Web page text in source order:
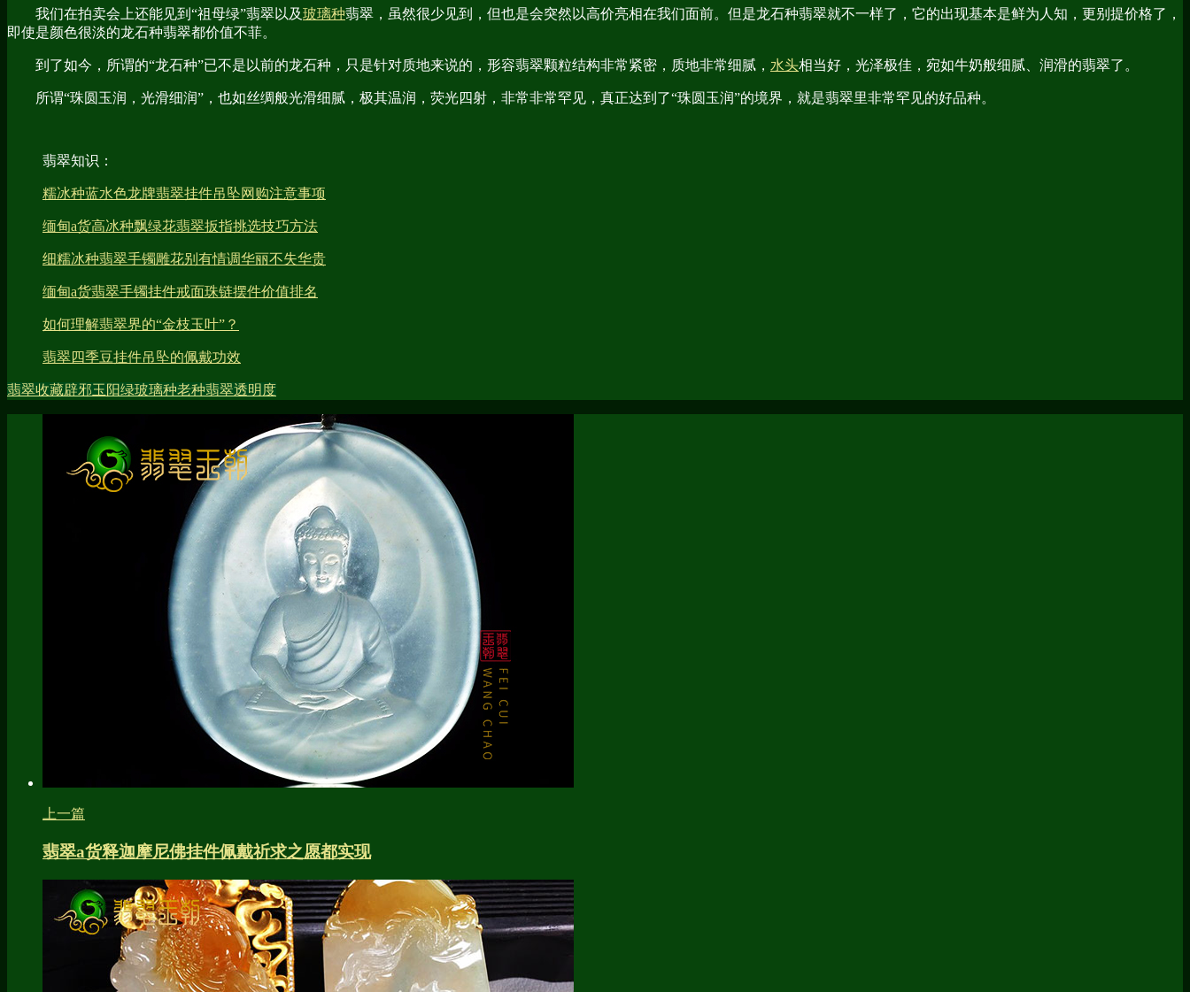
我们在拍卖会上还能见到“祖母绿”翡翠以及玻璃种翡翠，虽然很少见到，但也是会突然以高价亮相在我们面前。但是龙石种翡翠就不一样了，它的出现基本是鲜为人知，更别提价格了，
即使是颜色很淡的龙石种翡翠都价值不菲。
到了如今，所谓的“龙石种”已不是以前的龙石种，只是针对质地来说的，形容翡翠颗粒结构非常紧密，质地非常细腻， 水头相当好，光泽极佳，宛如牛奶般细腻、润滑的翡翠了。
所谓“珠圆玉润，光滑细润”，也如丝绸般光滑细腻，极其温润，荧光四射，非常非常罕见，真正达到了“珠圆玉润”的境界，就是翡翠里非常罕见的好品种。
翡翠知识：
糯冰种蓝水色龙牌翡翠挂件吊坠网购注意事项
缅甸a货高冰种飘绿花翡翠扳指挑选技巧方法
细糯冰种翡翠手镯雕花别有情调华丽不失华贵
缅甸a货翡翠手镯挂件戒面珠链摆件价值排名
如何理解翡翠界的“金枝玉叶”？
翡翠四季豆挂件吊坠的佩戴功效
翡翠收藏辟邪玉 阳绿玻璃种老种翡翠透明度
上一篇
翡翠a货释迦摩尼佛挂件佩戴祈求之愿都实现